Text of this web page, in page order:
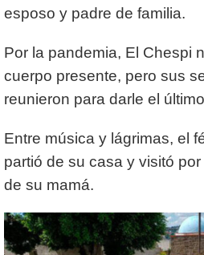
esposo y padre de familia.
Por la pandemia, El Chespi
cuerpo presente, pero sus
reunieron para darle el
Entre música y lágrimas, el
partió de su casa y visitó
de su mamá.